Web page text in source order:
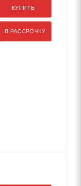
КУПИТЬ
В РАССРОЧКУ